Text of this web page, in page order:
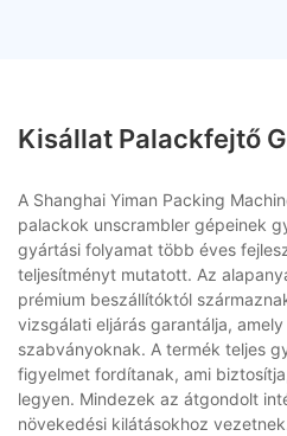
Kisállat Palackfejtő
A Shanghai Yiman Packing
palackok unscrambler gépeinek
gyártási folyamat több éves
teljesítményt mutatott. Az
prémium beszállítóktól
vizsgálati eljárás garantálja,
szabványoknak. A termék teljes
figyelmet fordítanak, ami
legyen. Mindezek az átgondolt
növekedési kilátásokhoz